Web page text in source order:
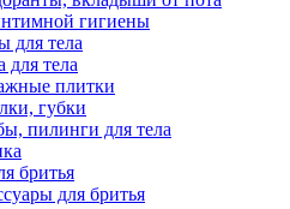
гигиены
для тела
для тела
плитки
губки
пилинги для тела
бритья
для бритья